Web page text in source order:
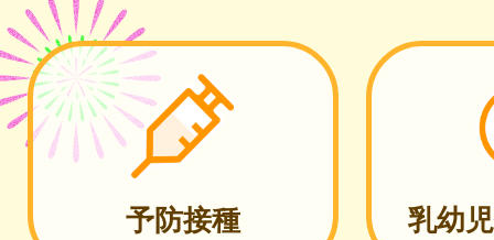
予防接種 乳幼